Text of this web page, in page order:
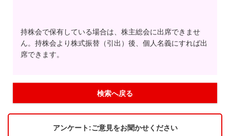
持株会で保有している場合は、株主総会に出席できませ
ん。持株会より株式振替（引出）後、個人名義にすれば出
席できます。
検索へ戻る
アンケート:ご意見をお聞かせください